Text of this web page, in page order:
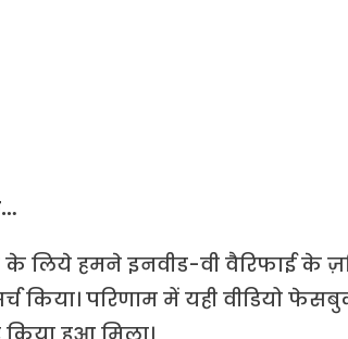
के लिये हमने इनवीड-वी वैरिफाई के
किया। परिणाम में यही वीडियो